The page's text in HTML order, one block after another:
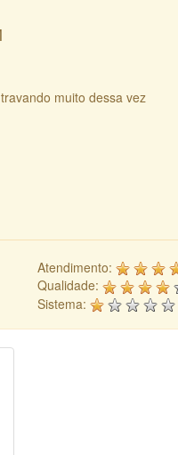
muito dessa vez
Atendimento:
Qualidade:
Sistema: